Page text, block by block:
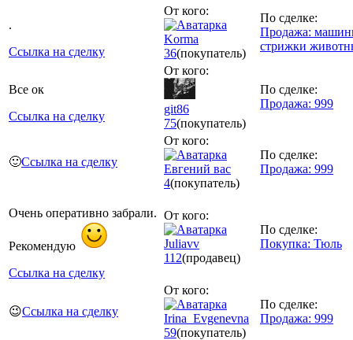
.
Ссылка на сделку
От кого:
Korma
36(покупатель)
По сделке:
Продажа:
стрижки
Все ок
Ссылка на сделку
От кого:
git86
75(покупатель)
По сделке:
Продажа: 999
🙂Ссылка на сделку
От кого:
Евгений вас
4(покупатель)
По сделке:
Продажа: 999
Очень оперативно забрали.
Рекомендую
Ссылка на сделку
От кого:
Juliavv
112(продавец)
По сделке:
Покупка: Тюль
😉Ссылка на сделку
От кого:
Irina_Evgenevna
59(покупатель)
По сделке:
Продажа: 999